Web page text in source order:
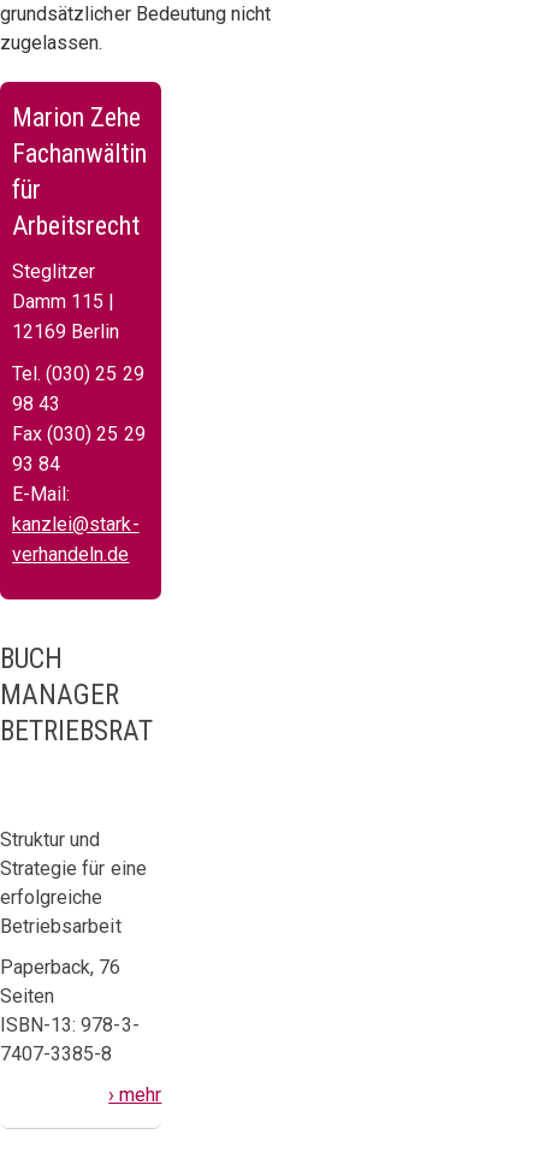
grundsätzlicher Bedeutung nicht
zugelassen.
Marion Zehe
Fachanwältin
für
Arbeitsrecht
Steglitzer
Damm 115 |
12169 Berlin
Tel. (030) 25 29
98 43
Fax (030) 25 29
93 84
E-Mail:
kanzlei@stark-
verhandeln.de
BUCH
MANAGER
BETRIEBSRAT
Struktur und
Strategie für eine
erfolgreiche
Betriebsarbeit
Paperback, 76
Seiten
ISBN-13: 978-3-
7407-3385-8
› mehr